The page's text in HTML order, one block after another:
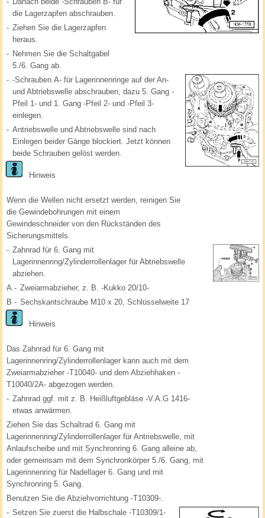
die Lagerzapfen abschrauben.
- Ziehen Sie die Lagerzapfen
heraus.
- Nehmen Sie die Schaltgabel
5./6. Gang ab.
- -Schrauben A- für Lagerinnenringe auf der An-
und Abtriebswelle abschrauben, dazu 5. Gang -
Pfeil 1- und 1. Gang -Pfeil 2- und -Pfeil 3-
einlegen.
- Antriebswelle und Abtriebswelle sind nach
Einlegen beider Gänge blockiert. Jetzt können
beide Schrauben gelöst werden.
Hinweis
Wenn die Wellen nicht ersetzt werden, reinigen Sie
die Gewindebohrungen mit einem
Gewindeschneider von den Rückständen des
Sicherungsmittels.
- Zahnrad für 6. Gang mit
Lagerinnenring/Zylinderrollenlager für Abtriebswelle
abziehen.
A - Zweiarmabzieher, z. B. -Kukko 20/10-
B - Sechskantschraube M10 x 20, Schlüsselweite 17
Hinweis
Das Zahnrad für 6. Gang mit
Lagerinnenring/Zylinderrollenlager kann auch mit dem
Zweiarmabzieher -T10040- und dem Abziehhaken -
T10040/2A- abgezogen werden.
- Zahnrad ggf. mit z. B. Heißluftgebläse -V.A.G 1416-
etwas anwärmen.
Ziehen Sie das Schaltrad 6. Gang mit
Lagerinnenring/Zylinderrollenlager für Antriebswelle, mit
Anlaufscheibe und mit Synchronring 6. Gang alleine ab,
oder gemeinsam mit dem Synchronkörper 5./6. Gang, mit
Lagerinnenring für Nadellager 6. Gang und mit
Synchronring 5. Gang.
Benutzen Sie die Abziehvorrichtung -T10309-.
- Setzen Sie zuerst die Halbschale -T10309/1-